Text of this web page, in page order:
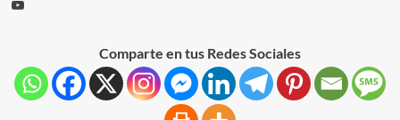
Comparte en tus Redes Sociales